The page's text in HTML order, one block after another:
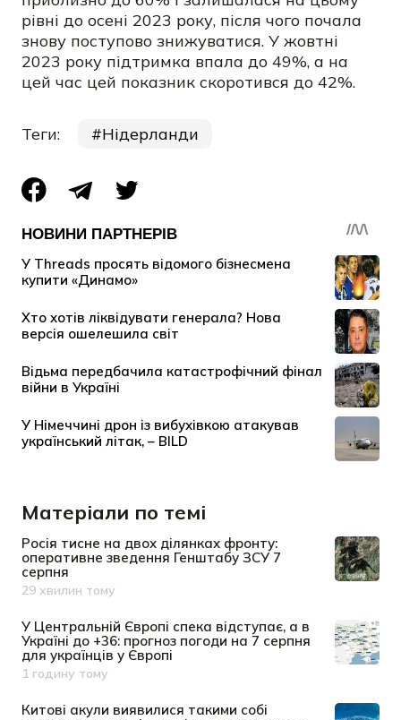
рівні до осені 2023 року, після чого почала
знову поступово знижуватися. У жовтні
2023 року підтримка впала до 49%, а на
цей час цей показник скоротився до 42%.
Теги: Нідерланди
Матеріали по темі
Росія тисне на двох ділянках фронту:
оперативне зведення Генштабу ЗСУ 7
серпня
Дата публікації
29 хвилин тому
У Центральній Європі спека відступає, а в
Україні до +36: прогноз погоди на 7 серпня
для українців у Європі
Дата публікації
1 годину тому
Китові акули виявилися такими собі